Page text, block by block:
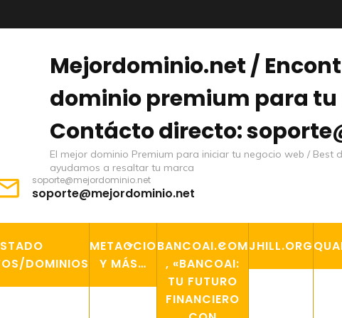
Mejordominio.net /
dominio premium para tu
Contácto directo:
El mejor dominio Premium para iniciar tu negocio web / Best
ayudamos a resaltar tu marca
soporte@mejordominio.net
soporte@mejordominio.net
DOMINIOS
METAOCIO
Y MÁS…
BANCOAI.COM
, «BANCOAI:
TU FUTURO
FINANCIERO
JHILL.ORG